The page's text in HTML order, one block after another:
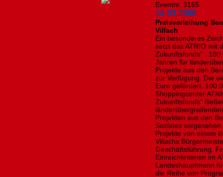
Eventnr. 3165
14.03.2008
Preisverleihung
Villach
Ein besonderes
setzt das ATRIO mit
Zukunftsfonds“ .
Jahren für
Projekte aus den
zur Verfügung. Die
Euro gefördert.
Shoppingcenter
Zukunftsfonds"
Projekten aus den
Soziales
Projekte von einem
Villachs
Geschäftsführung.
Einreichkriterien im
Landeshauptmann
die Reihe von